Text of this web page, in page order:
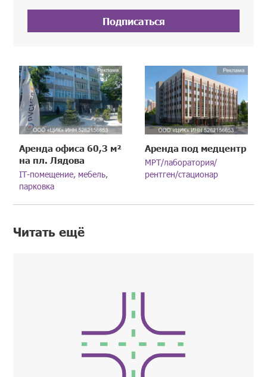
Подписаться
Аренда офиса 60,3 м²
на пл. Лядова
IT-помещение, мебель,
парковка
Аренда под медцентр
МРТ/лаборатория/
рентген/стационар
Читать ещё